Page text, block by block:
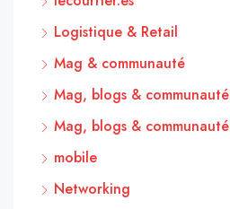
Logistique & Retail
Mag & communauté
Mag, blogs & communauté
Mag, blogs & communauté
mobile
Networking